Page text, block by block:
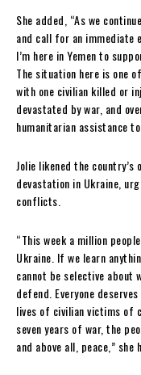
She added, “As we
and call for an immediate
I’m here in Yemen to
The situation here is one
with one civilian killed or
devastated by war, and
humanitarian assistance
Jolie likened the
devastation in Ukraine,
conflicts.
“This week a million
Ukraine. If we learn
cannot be selective about
defend. Everyone
lives of civilian victims of
seven years of war, the
and above all, peace,” she